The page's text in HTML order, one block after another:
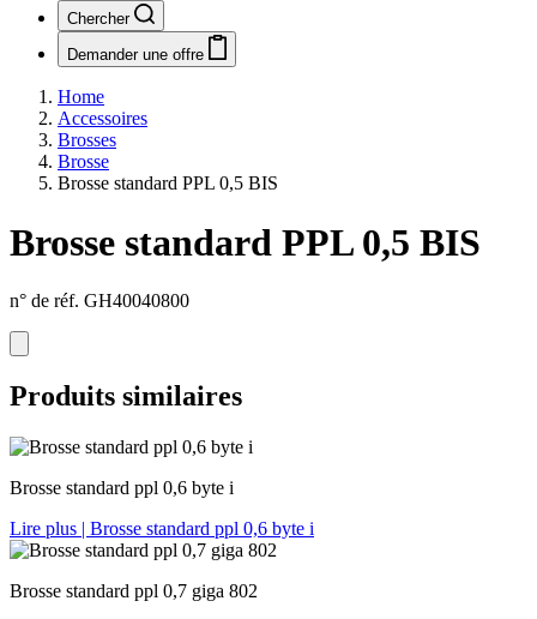
Chercher
Demander une offre
Home
Accessoires
Brosses
Brosse
Brosse standard PPL 0,5 BIS
Brosse standard PPL 0,5 BIS
n° de réf. GH40040800
Produits similaires
Brosse standard ppl 0,6 byte i
Lire plus | Brosse standard ppl 0,6 byte i
Brosse standard ppl 0,7 giga 802